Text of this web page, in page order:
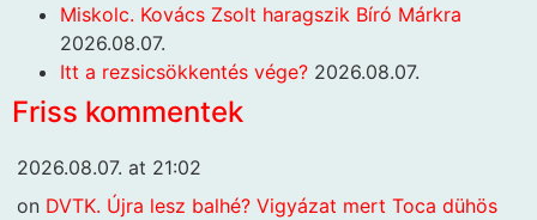
Miskolc. Kovács Zsolt haragszik Bíró Márkra
2026.08.07.
Itt a rezsicsökkentés vége? 2026.08.07.
Friss kommentek
2026.08.07. at 21:02
on DVTK. Újra lesz balhé? Vigyázat mert Toca dühös